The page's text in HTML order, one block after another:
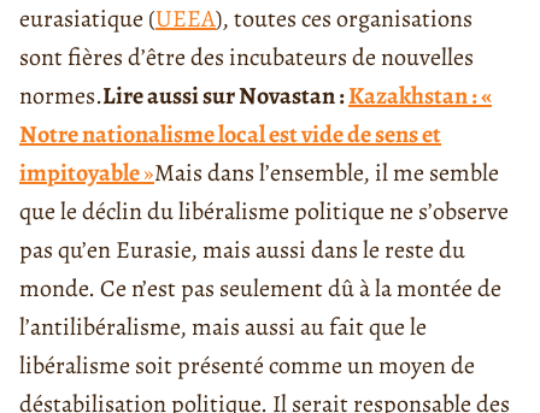
eurasiatique (UEEA), toutes ces organisations
sont fières d’être des incubateurs de nouvelles
normes.Lire aussi sur Novastan :Kazakhstan : «
Notre nationalisme local est vide de sens et
impitoyable»Mais dans l’ensemble, il me semble
que le déclin du libéralisme politique ne s’observe
pas qu’en Eurasie, mais aussi dans le reste du
monde. Ce n’est pas seulement dû à la montée de
l’antilibéralisme, mais aussi au fait que le
libéralisme soit présenté comme un moyen de
déstabilisation politique. Il serait responsable des